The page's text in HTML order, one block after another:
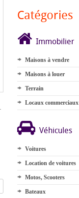
Catégories
Immobilier
Maisons à vendre
Maisons à louer
Terrain
Locaux commerciaux
Véhicules
Voitures
Location de voitures
Motos, Scooters
Bateaux